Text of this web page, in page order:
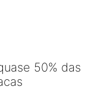
50% das